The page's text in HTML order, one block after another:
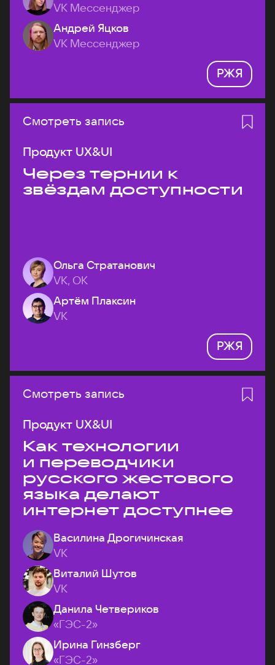
VK Мессенджер
Андрей Яцков
VK Мессенджер
РЖЯ
Смотреть запись
Продукт UX&UI
Через тернии к
звёздам доступности
Ольга Стратанович
VK, ОК
Артём Плаксин
VK
РЖЯ
Смотреть запись
Продукт UX&UI
Как технологии
и переводчики
русского жестового
языка делают
интернет доступнее
Василина Дрогичинская
VK
Виталий Шутов
VK
Данила Четвериков
«ГЭС-2»
Ирина Гинзберг
«ГЭС-2»